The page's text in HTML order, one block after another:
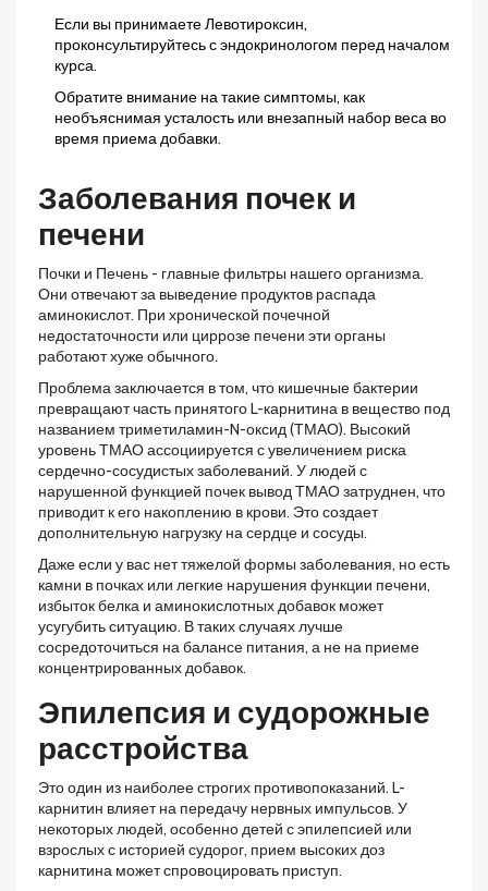
Если вы принимаете Левотироксин,
проконсультируйтесь с эндокринологом перед началом
курса.
Обратите внимание на такие симптомы, как
необъяснимая усталость или внезапный набор веса во
время приема добавки.
Заболевания почек и
печени
Почки и Печень - главные фильтры нашего организма.
Они отвечают за выведение продуктов распада
аминокислот. При хронической почечной
недостаточности или циррозе печени эти органы
работают хуже обычного.
Проблема заключается в том, что кишечные бактерии
превращают часть принятого L-карнитина в вещество под
названием триметиламин-N-оксид (ТМАО). Высокий
уровень ТМАО ассоциируется с увеличением риска
сердечно-сосудистых заболеваний. У людей с
нарушенной функцией почек вывод ТМАО затруднен, что
приводит к его накоплению в крови. Это создает
дополнительную нагрузку на сердце и сосуды.
Даже если у вас нет тяжелой формы заболевания, но есть
камни в почках или легкие нарушения функции печени,
избыток белка и аминокислотных добавок может
усугубить ситуацию. В таких случаях лучше
сосредоточиться на балансе питания, а не на приеме
концентрированных добавок.
Эпилепсия и судорожные
расстройства
Это один из наиболее строгих противопоказаний. L-
карнитин влияет на передачу нервных импульсов. У
некоторых людей, особенно детей с эпилепсией или
взрослых с историей судорог, прием высоких доз
карнитина может спровоцировать приступ.